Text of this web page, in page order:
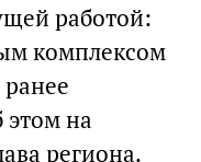
работой:
комплексом
на
региона.